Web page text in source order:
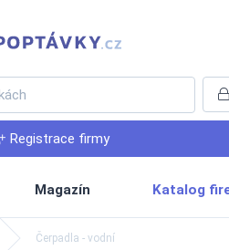
Registrace firmy
Magazín Katalog
Čerpadla - vodní